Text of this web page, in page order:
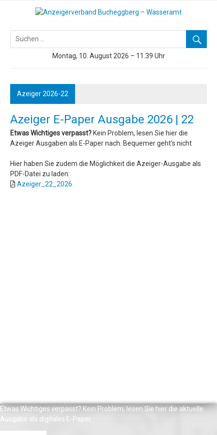
Montag, 10. August 2026 – 11.39 Uhr
Azeiger 2026-22
Azeiger E-Paper Ausgabe 2026 | 22
Etwas Wichtiges verpasst?Kein Problem, lesen Sie hier die
Azeiger Ausgaben als E-Paper nach. Bequemer geht’s nicht
Hier haben Sie zudem die Möglichkeit die Azeiger-Ausgabe als
PDF-Datei zu laden:
Azeiger_22_2026
Etwas Wichtiges verpasst? Kein Problem, lesen Sie hier die aktuelle
Ausgabe als digitales E-Paper.